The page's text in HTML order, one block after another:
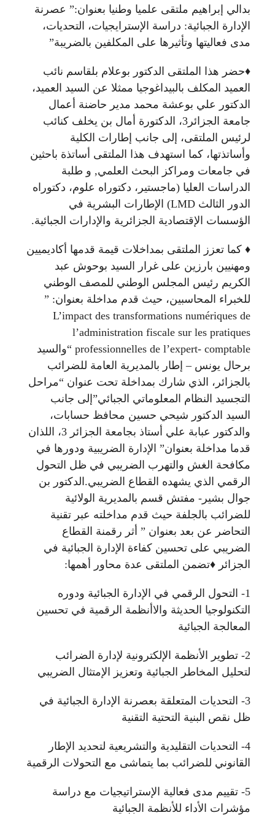
بدالي إبراهيم ملتقى علميا وطنيا بعنوان:” عصرنة
الإدارة الجبائية: دراسة الإسترايجيات، التحديات،
مدى فعاليتها وتأثيرها على المكلفين بالضريبة”
♦️حضر هذا الملتقى الدكتور بوعلام بلقاسم نائب
العميد المكلف بالبيداغوجيا ممثلا عن السيد العميد،
الدكتور علي بوعشة محمد مدير حاضنة أعمال
جامعة الجزائر3، الدكتورة أمال بن يخلف كنائب
لرئيس الملتقى، إلى جانب إطارات الكلية
وأساتذتها، كما استهدف هذا الملتقى أساتذة باحثين
في جامعات ومراكز البحث العلمي, و طلبة
الدراسات العليا (ماجستير، دكتوراه علوم، دكتوراه
الدور الثالث LMD) الإطارات البشرية في
الؤسسات الإقتصادية الجزائرية والإدارات الجبائية.
♦️ كما تعزز الملتقى بمداخلات قيمة قدمها أكاديميين
ومهنيين بارزين على غرار السيد بوحوش عبد
الكريم رئيس المجلس الوطني للمصف الوطني
للخبراء المحاسبين، حيث قدم مداخلة بعنوان: ”
L’impact des transformations numériques de
l’administration fiscale sur les pratiques
professionnelles de l’expert- comptable “والسيد
برحال يونس – إطار بالمديرية العامة للضرائب
بالجزائر، الذي شارك بمداخلة تحت عنوان “مراحل
التجسيد النظام المعلوماتي الجبائي”إلى جانب
السيد الدكتور شيحي حسين محافظ حسابات،
والدكتور عبابة علي أستاذ بجامعة الجزائر 3، اللذان
قدما مداخلة بعنوان” الإدارة الضريبية ودورها في
مكافحة الغش والتهرب الضريبي في ظل التحول
الرقمي الذي يشهده القطاع الضريبي.الدكتور بن
جوال بشير- مفتش قسم بالمديرية الولائية
للضرائب بالجلفة حيث قدم مداخلته عبر تقنية
التحاضر عن بعد بعنوان ” أثر رقمنة القطاع
الضريبي على تحسين كفاءة الإدارة الجبائية في
الجزائر ♦️تضمن الملتقى عدة محاور أهمها:
1- التحول الرقمي في الإدارة الجبائية ودوره
التكنولوجيا الحديثة والاأنظمة الرقمية في تحسين
المعالجة الجبائية
2- تطوير الأنظمة الإلكترونية لإدارة الضرائب
لتحليل المخاطر الجبائية وتعزيز الإمتثال الضريبي
3- التحديات المتعلقة بعصرنة الإدارة الجبائية في
ظل نقص البنية التحتية التقنية
4- التحديات التقليدية والتشريعية لتحديد الإطار
القانوني للضرائب بما يتماشى مع التحولات الرقمية
5- تقييم مدى فعالية الإستراتيجيات مع دراسة
مؤشرات الأداء للأنظمة الجبائية